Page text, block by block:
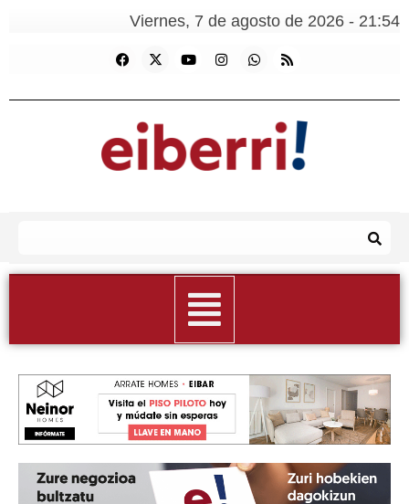
Viernes, 7 de agosto de 2026 - 21:54